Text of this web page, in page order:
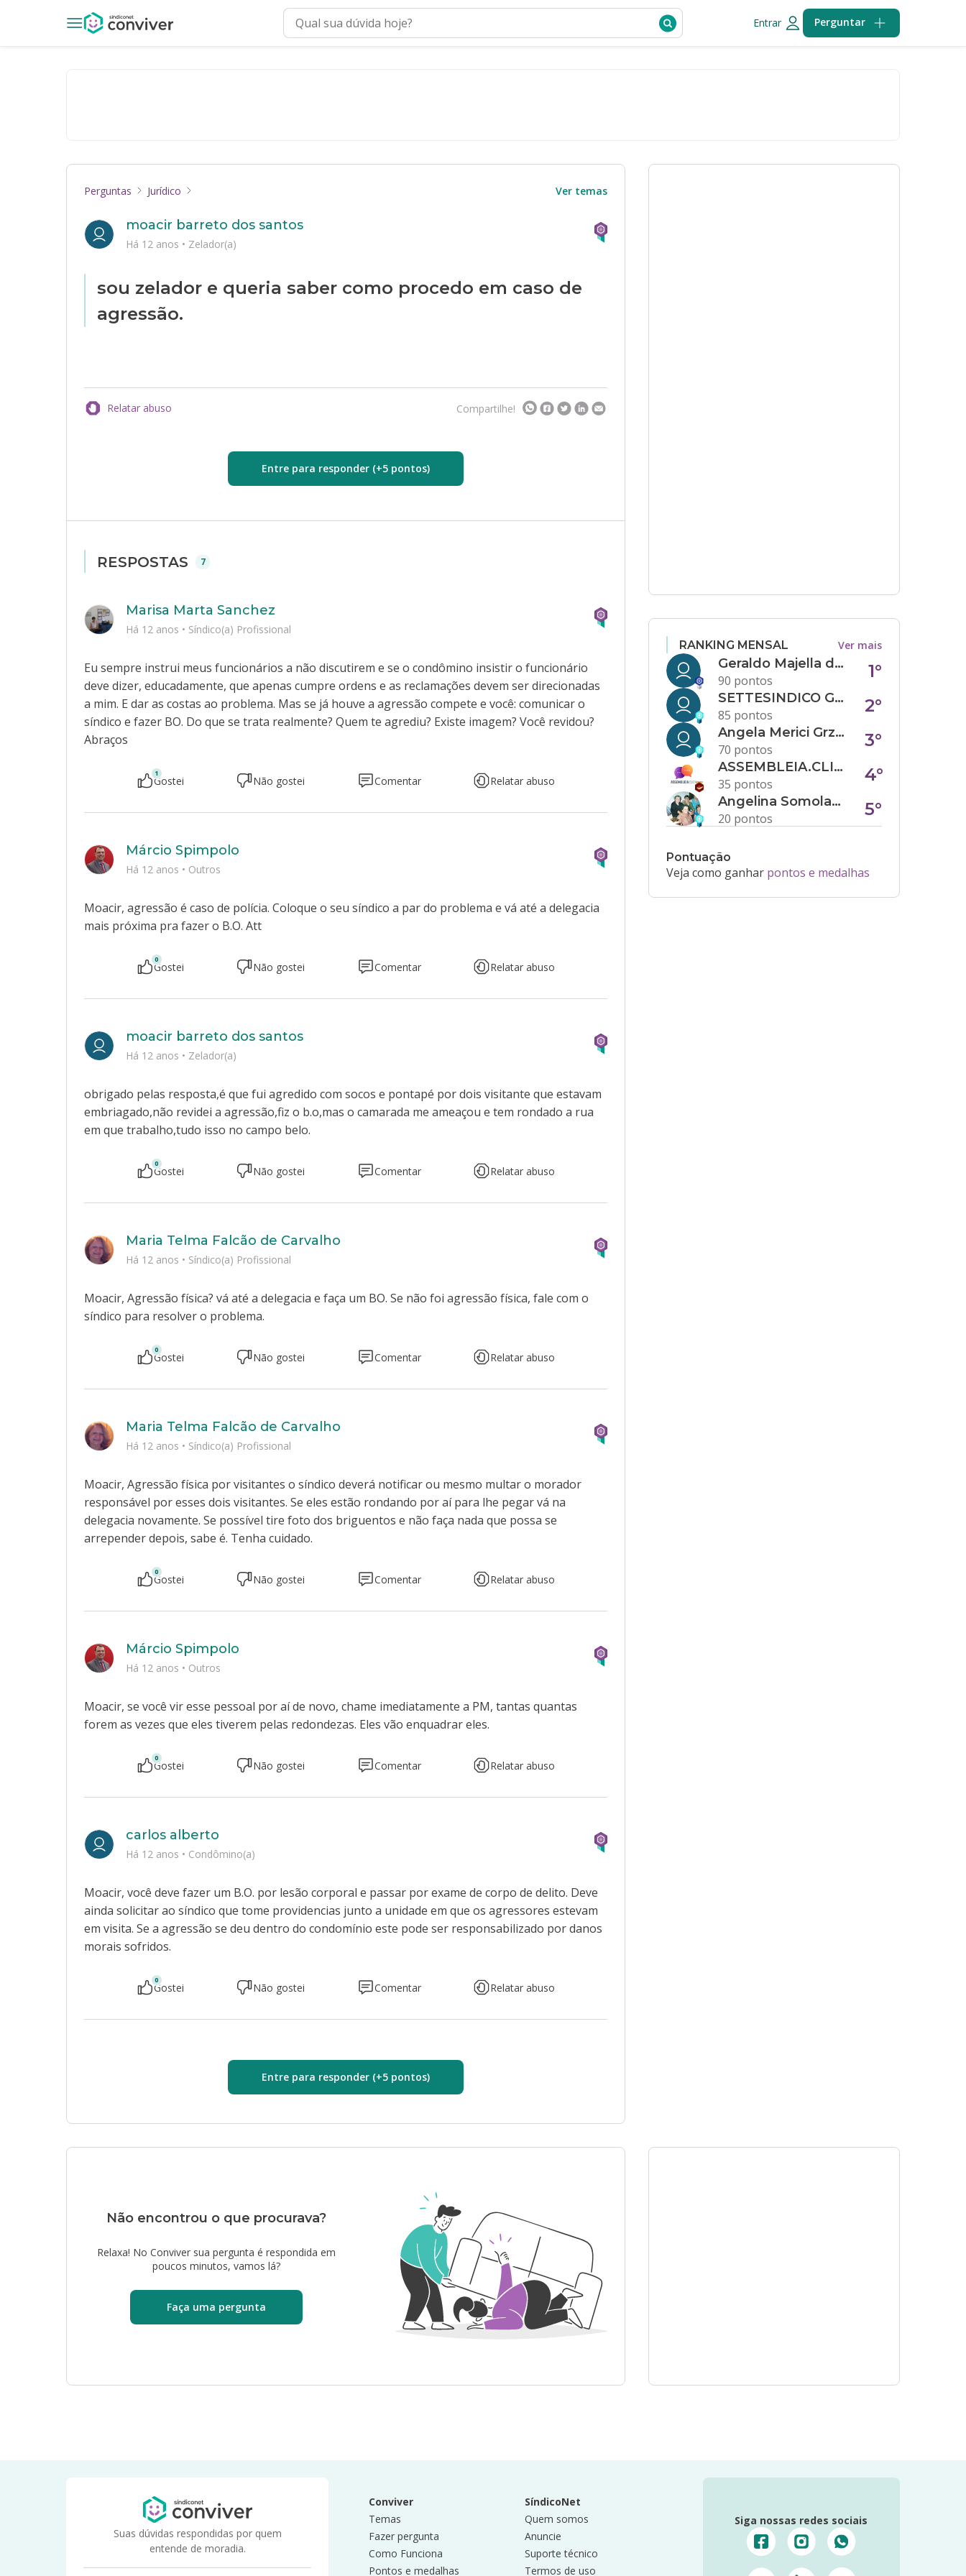
Entrar Perguntar
Perguntas Jurídico Ver temas
sou zelador e queria saber como procedo em caso de
agressão.
moacir barreto dos santos
Há 12 anos • Zelador(a)
Relatar abuso Compartilhe!
Entre para responder (+5 pontos)
RESPOSTAS 7
Eu sempre instrui meus funcionários a não discutirem e se o condômino insistir o funcionário
deve dizer, educadamente, que apenas cumpre ordens e as reclamações devem ser direcionadas
a mim. E dar as costas ao problema. Mas se já houve a agressão compete e você: comunicar o
síndico e fazer BO. Do que se trata realmente? Quem te agrediu? Existe imagem? Você revidou?
Abraços
Marisa Marta Sanchez
Há 12 anos • Síndico(a) Profissional
1
Gostei Não gostei Comentar Relatar abuso
Moacir, agressão é caso de polícia. Coloque o seu síndico a par do problema e vá até a delegacia
mais próxima pra fazer o B.O. Att
Márcio Spimpolo
Há 12 anos • Outros
0
Gostei Não gostei Comentar Relatar abuso
obrigado pelas resposta,é que fui agredido com socos e pontapé por dois visitante que estavam
embriagado,não revidei a agressão,fiz o b.o,mas o camarada me ameaçou e tem rondado a rua
em que trabalho,tudo isso no campo belo.
moacir barreto dos santos
Há 12 anos • Zelador(a)
0
Gostei Não gostei Comentar Relatar abuso
Moacir, Agressão física? vá até a delegacia e faça um BO. Se não foi agressão física, fale com o
síndico para resolver o problema.
Maria Telma Falcão de Carvalho
Há 12 anos • Síndico(a) Profissional
0
Gostei Não gostei Comentar Relatar abuso
Moacir, Agressão física por visitantes o síndico deverá notificar ou mesmo multar o morador
responsável por esses dois visitantes. Se eles estão rondando por aí para lhe pegar vá na
delegacia novamente. Se possível tire foto dos briguentos e não faça nada que possa se
arrepender depois, sabe é. Tenha cuidado.
Maria Telma Falcão de Carvalho
Há 12 anos • Síndico(a) Profissional
0
Gostei Não gostei Comentar Relatar abuso
Moacir, se você vir esse pessoal por aí de novo, chame imediatamente a PM, tantas quantas
forem as vezes que eles tiverem pelas redondezas. Eles vão enquadrar eles.
Márcio Spimpolo
Há 12 anos • Outros
0
Gostei Não gostei Comentar Relatar abuso
Moacir, você deve fazer um B.O. por lesão corporal e passar por exame de corpo de delito. Deve
ainda solicitar ao síndico que tome providencias junto a unidade em que os agressores estevam
em visita. Se a agressão se deu dentro do condomínio este pode ser responsabilizado por danos
morais sofridos.
carlos alberto
Há 12 anos • Condômino(a)
0
Gostei Não gostei Comentar Relatar abuso
Entre para responder (+5 pontos)
Não encontrou o que procurava?
Relaxa! No Conviver sua pergunta é respondida em
poucos minutos, vamos lá?
Faça uma pergunta
RANKING MENSAL Ver mais
Geraldo Majella da Silva
90 pontos
1°
SETTESINDICO GOVERNANÇA CONDOMINIAL
85 pontos
2°
Angela Merici Grzybowski
70 pontos
3°
ASSEMBLEIA.CLICK
35 pontos
4°
Angelina Somolanji R. Oliveira
20 pontos
5°
Pontuação
Veja como ganhar pontos e medalhas
Suas dúvidas respondidas por quem
entende de moradia.
Conviver
Temas
Fazer pergunta
Como Funciona
Pontos e medalhas
SíndicoNet
Quem somos
Anuncie
Suporte técnico
Termos de uso
Siga nossas redes sociais